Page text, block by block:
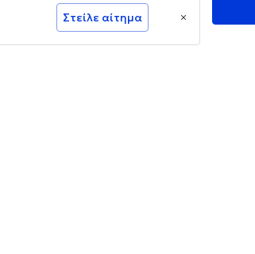
Στείλε αίτημα